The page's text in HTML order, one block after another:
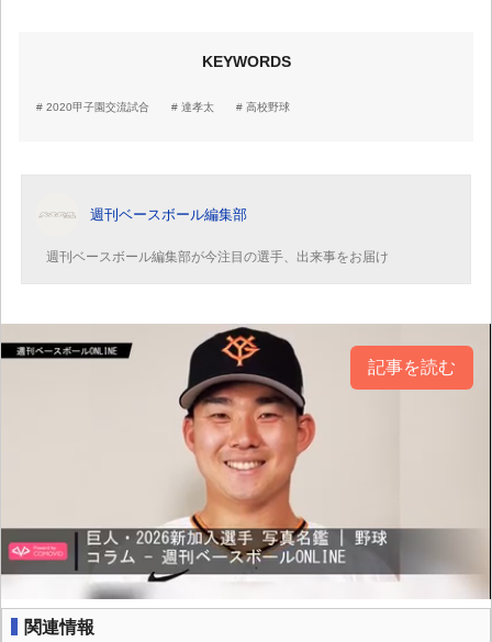
KEYWORDS
2020甲子園交流試合 達孝太 高校野球
週刊ベースボール編集部
週刊ベースボール編集部が今注目の選手、出来事をお届け
記事を読む
関連情報